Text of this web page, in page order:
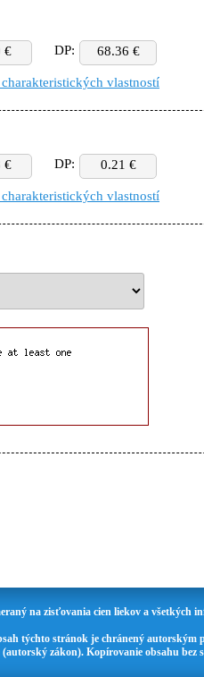
€ DP: 68.36 €
charakteristických vlastností
€ DP: 0.21 €
charakteristických vlastností
na zisťovania cien liekov a všetkých
týchto stránok je chránený autorským
zákon). Kopírovanie obsahu